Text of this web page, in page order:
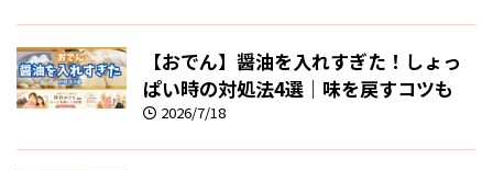
【おでん】醤油を入れすぎた！しょっ
ぱい時の対処法4選｜味を戻すコツも
2026/7/18